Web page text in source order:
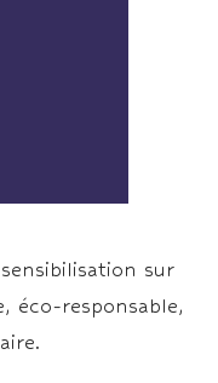
sur
éco-responsable,